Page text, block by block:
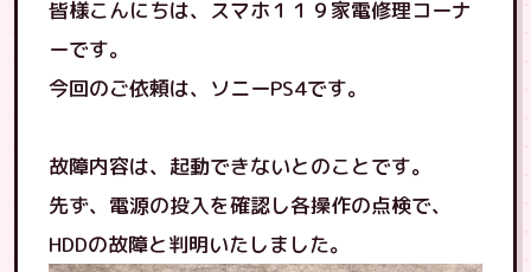
皆様こんにちは、スマホ１１９家電修理コーナ
ーです。
今回のご依頼は、ソニーPS4です。
故障内容は、起動できないとのことです。
先ず、電源の投入を確認し各操作の点検で、
HDDの故障と判明いたしました。